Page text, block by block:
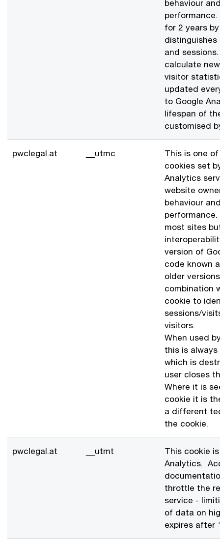
behaviour
for 2 years
distinguishes
and
calculate
visitor
updated
to Google
lifespan of
customised
pwclegal.at __utmc
This is one
cookies set
Analytics
website
behaviour
most sites
version of
code known
older
combination
cookie to
sessions/
visitors.
When used
this is
which is
user closes
Where it is
cookie it is
a different
the cookie.
pwclegal.at __utmt
This cookie
Analytics.
throttle the
service -
of data on
expires after